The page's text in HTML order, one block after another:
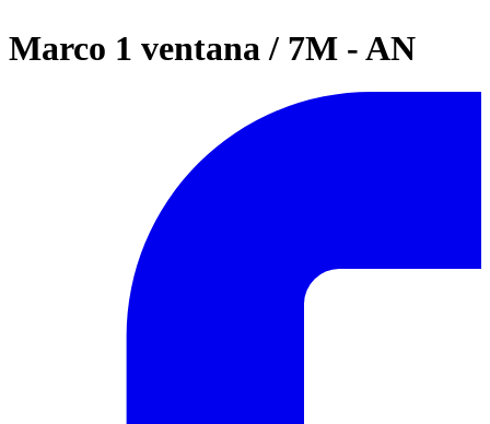
Marco 1 ventana / 7M - AN